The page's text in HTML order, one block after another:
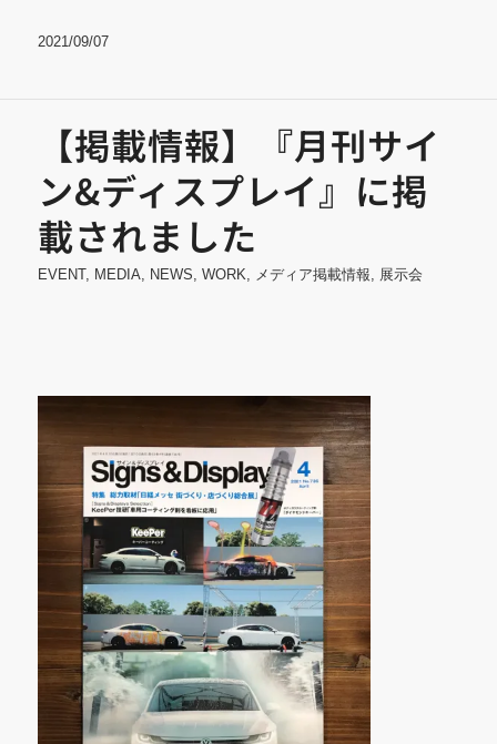
2021/09/07
【掲載情報】『月刊サイ
ン&ディスプレイ』に掲
載されました
EVENT, MEDIA, NEWS, WORK, メディア掲載情報, 展示会